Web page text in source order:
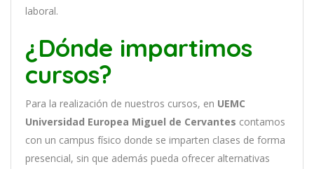
laboral.
¿Dónde impartimos
cursos?
Para la realización de nuestros cursos, en UEMC
Universidad Europea Miguel de Cervantes contamos
con un campus físico donde se imparten clases de forma
presencial, sin que además pueda ofrecer alternativas